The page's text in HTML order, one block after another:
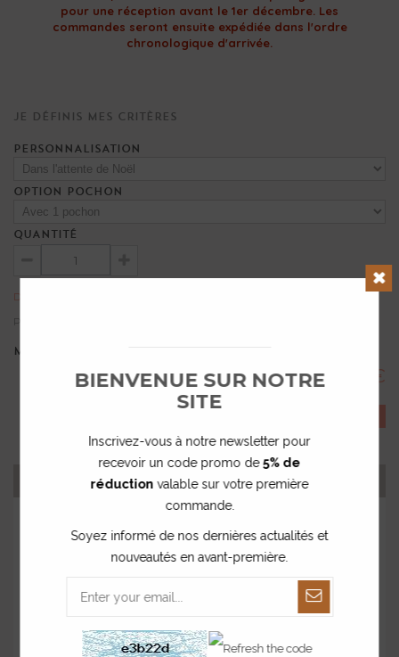
pour une réception avant le 1er décembre. Les
commandes seront ensuite expédiée dans l'ordre
chronologique d'arrivée.
Je définis mes critères
PERSONNALISATION
OPTION POCHON
QUANTITÉ
Délai de fabrication : 15 jours environ
Prix unitaire dégressif :
MONTANT TOTAL :
60.00 €
JE PERSONNALISE MON PRODUIT
Notez ci-dessous le(s) texte(s) que vous souhaitez placer sur le
Attention à l’orthographe ! Print Your Love ne pourra être
tenu responsable en cas de faute.
Prenez le soin de vous relire puis cliquez sur « Enregistrer ».
BIENVENUE SUR NOTRE
SITE
Inscrivez-vous à notre newsletter pour
recevoir un code promo de5% de
réduction valable sur votre première
commande.
Soyez informé de nos dernières actualités et
nouveautés en avant-première.